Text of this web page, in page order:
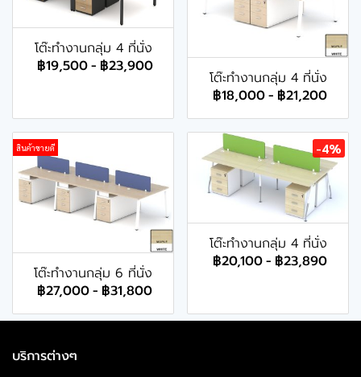
โต๊ะทำงานกลุ่ม 4 ที่นั่ง
฿19,500- ฿23,900
โต๊ะทำงานกลุ่ม 4 ที่นั่ง
฿18,000- ฿21,200
สินค้าขายดี
โต๊ะทำงานกลุ่ม 6 ที่นั่ง
฿27,000- ฿31,800
-4%
โต๊ะทำงานกลุ่ม 4 ที่นั่ง
฿20,100- ฿23,890
บริการต่างๆ